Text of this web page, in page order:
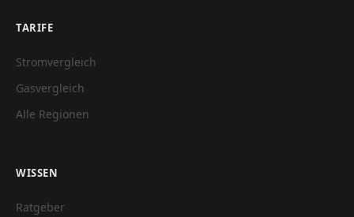
TARIFE
Stromvergleich
Gasvergleich
Alle Regionen
WISSEN
Ratgeber